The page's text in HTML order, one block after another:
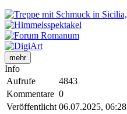
mehr
Info
Aufrufe
4843
Kommentare 0
Veröffentlicht 06.07.2025, 06:28